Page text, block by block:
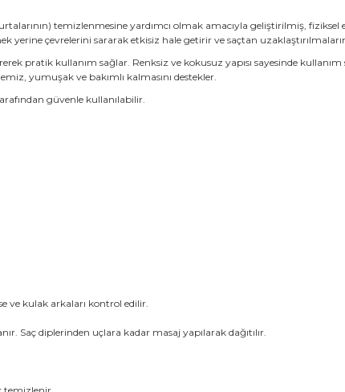
temizlenmesine yardımcı olmak amacıyla geliştirilmiş, fiziksel
çevrelerini sararak etkisiz hale getirir ve saçtan
pratik kullanım sağlar. Renksiz ve kokusuz yapısı sayesinde kullanım
yumuşak ve bakımlı kalmasını destekler.
güvenle kullanılabilir.
ve kulak arkaları kontrol edilir.
Saç diplerinden uçlara kadar masaj yapılarak dağıtılır.